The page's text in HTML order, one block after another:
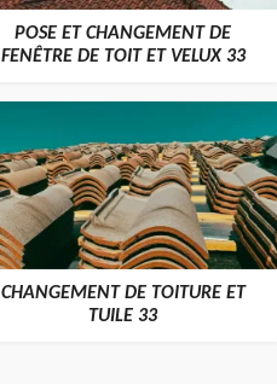
POSE ET CHANGEMENT DE
FENÊTRE DE TOIT ET VELUX 33
CHANGEMENT DE TOITURE ET
TUILE 33